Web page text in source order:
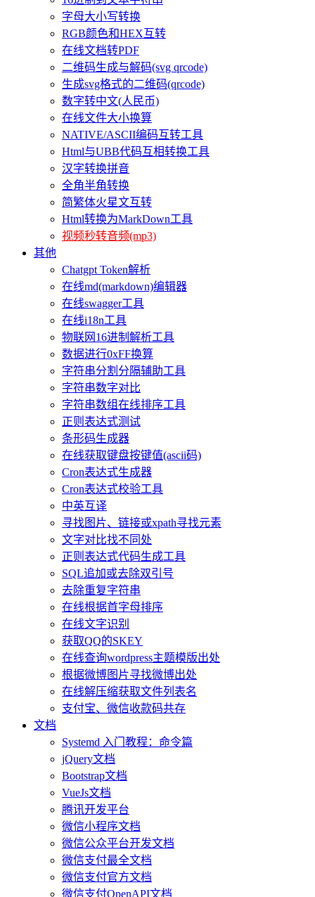
字母大小写转换
RGB颜色和HEX互转
在线文档转PDF
二维码生成与解码(svg qrcode)
生成svg格式的二维码(qrcode)
数字转中文(人民币)
在线文件大小换算
NATIVE/ASCII编码互转工具
Html与UBB代码互相转换工具
汉字转换拼音
全角半角转换
简繁体火星文互转
Html转换为MarkDown工具
视频秒转音频(mp3)
其他
Chatgpt Token解析
在线md(markdown)编辑器
在线swagger工具
在线i18n工具
物联网16进制解析工具
数据进行0xFF换算
字符串分割分隔辅助工具
字符串数字对比
字符串数组在线排序工具
正则表达式测试
条形码生成器
在线获取键盘按键值(ascii码)
Cron表达式生成器
Cron表达式校验工具
中英互译
寻找图片、链接或xpath寻找元素
文字对比找不同处
正则表达式代码生成工具
SQL追加或去除双引号
去除重复字符串
在线根据首字母排序
在线文字识别
获取QQ的SKEY
在线查询wordpress主题模版出处
根据微博图片寻找微博出处
在线解压缩获取文件列表名
支付宝、微信收款码共存
文档
Systemd 入门教程：命令篇
jQuery文档
Bootstrap文档
VueJs文档
腾讯开发平台
微信小程序文档
微信公众平台开发文档
微信支付最全文档
微信支付官方文档
微信支付OpenAPI文档